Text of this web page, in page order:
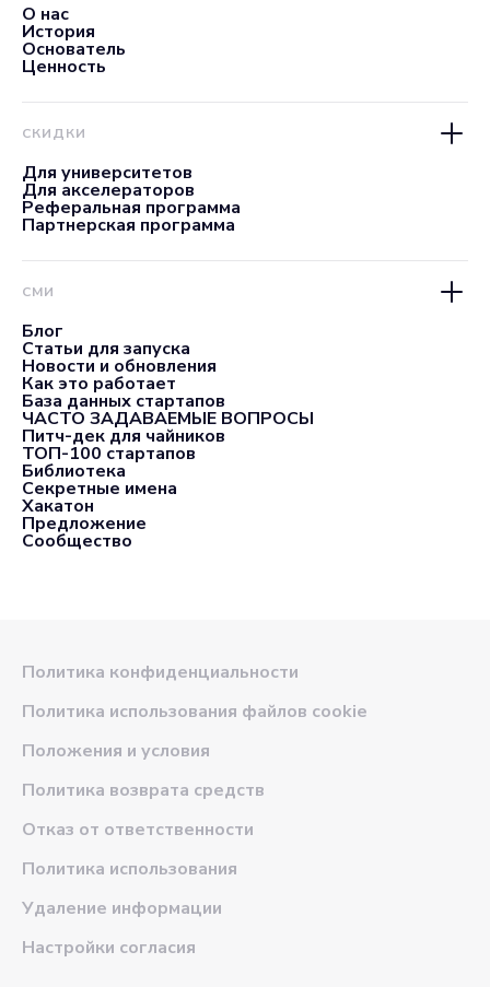
О нас
История
Основатель
Ценность
СКИДКИ
Для университетов
Для акселераторов
Реферальная программа
Партнерская программа
СМИ
Блог
Статьи для запуска
Новости и обновления
Как это работает
База данных стартапов
ЧАСТО ЗАДАВАЕМЫЕ ВОПРОСЫ
Питч-дек для чайников
ТОП-100 стартапов
Библиотека
Секретные имена
Хакатон
Предложение
Сообщество
Политика конфиденциальности
Политика использования файлов cookie
Положения и условия
Политика возврата средств
Отказ от ответственности
Политика использования
Удаление информации
Настройки согласия